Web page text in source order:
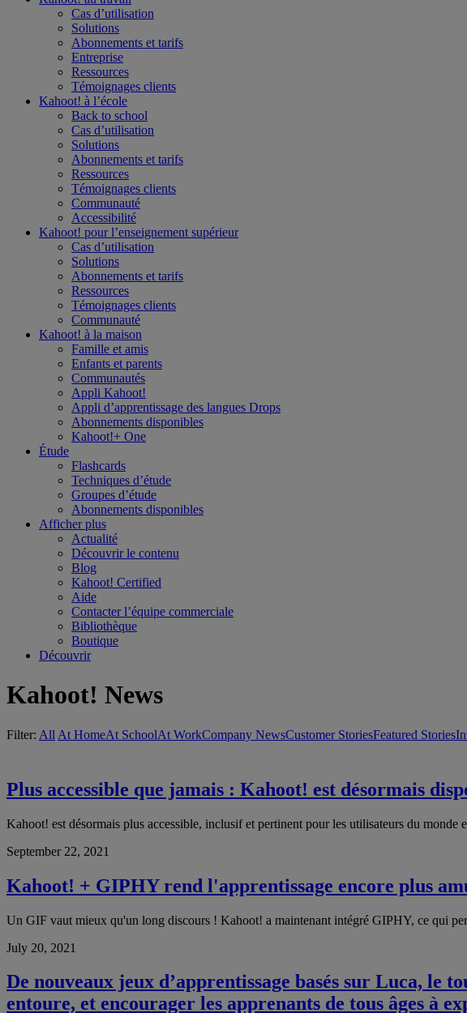
Cas d’utilisation
Solutions
Abonnements et tarifs
Entreprise
Ressources
Témoignages clients
Kahoot! à l’école
Back to school
Cas d’utilisation
Solutions
Abonnements et tarifs
Ressources
Témoignages clients
Communauté
Accessibilité
Kahoot! pour l’enseignement supérieur
Cas d’utilisation
Solutions
Abonnements et tarifs
Ressources
Témoignages clients
Communauté
Kahoot! à la maison
Famille et amis
Enfants et parents
Communautés
Appli Kahoot!
Appli d’apprentissage des langues Drops
Abonnements disponibles
Kahoot!+ One
Étude
Flashcards
Techniques d’étude
Groupes d’étude
Abonnements disponibles
Afficher plus
Actualité
Découvrir le contenu
Blog
Kahoot! Certified
Aide
Contacter l’équipe commerciale
Bibliothèque
Boutique
Découvrir
Kahoot! News
Filter: All At HomeAt SchoolAt WorkCompany NewsCustomer StoriesFeatured Stories
Plus accessible que jamais : Kahoot! est désormais
Kahoot! est désormais plus accessible, inclusif et pertinent pour les utilisateurs du monde
September 22, 2021
Kahoot! + GIPHY rend l'apprentissage encore plus
Un GIF vaut mieux qu'un long discours ! Kahoot! a maintenant intégré GIPHY, ce qui
July 20, 2021
De nouveaux jeux d’apprentissage basés sur Luca,
entoure, et encourager les apprenants de tous âges à